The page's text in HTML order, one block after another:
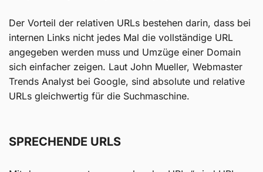
Der Vorteil der relativen URLs bestehen darin, dass bei
internen Links nicht jedes Mal die vollständige URL
angegeben werden muss und Umzüge einer Domain
sich einfacher zeigen. Laut John Mueller, Webmaster
Trends Analyst bei Google, sind absolute und relative
URLs gleichwertig für die Suchmaschine.
SPRECHENDE URLS